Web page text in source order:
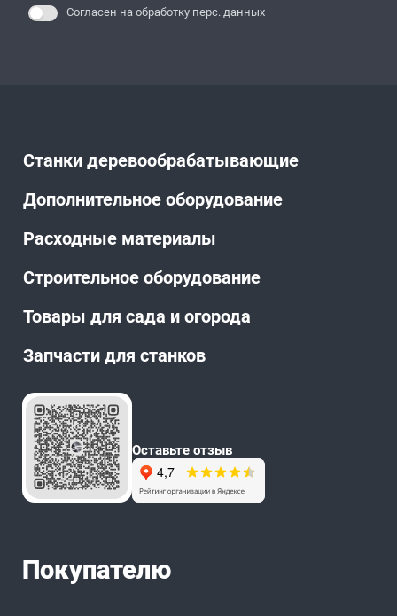
Станки деревообрабатывающие
Дополнительное оборудование
Расходные материалы
Строительное оборудование
Товары для сада и огорода
Запчасти для станков
Оставьте отзыв
Согласен на обработку перс. данных
Покупателю